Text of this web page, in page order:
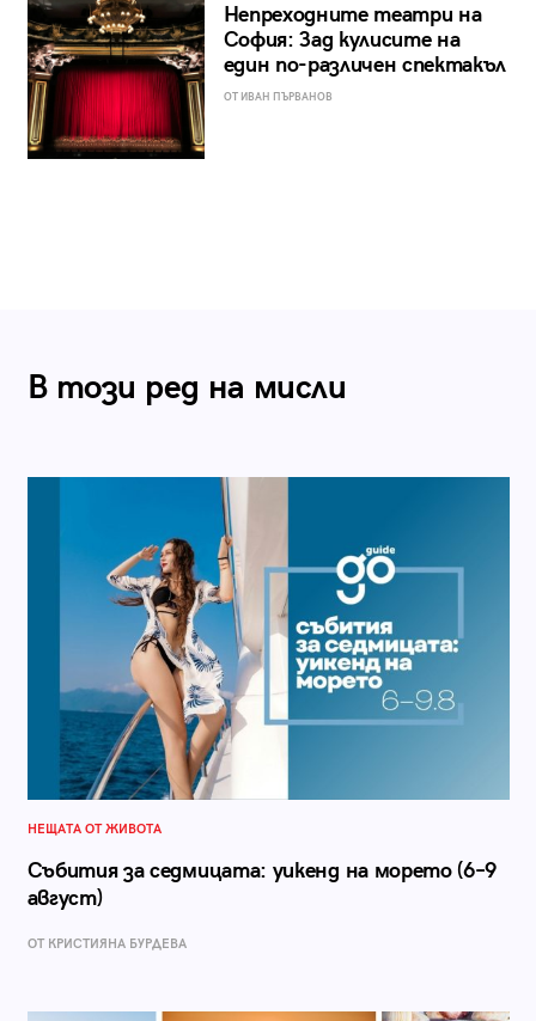
Непреходните театри на
София: Зад кулисите на
един по-различен спектакъл
ОТ ИВАН ПЪРВАНОВ
В този ред на мисли
НЕЩАТА ОТ ЖИВОТА
Събития за седмицата: уикенд на морето (6–9
август)
ОТ КРИСТИЯНА БУРДЕВА